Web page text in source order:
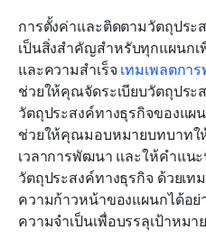
การตั้งค่าและติดตามวัตถุประ
เป็นสิ่งสำคัญสำหรับทุกแผนก
และความสำเร็จ เทมเพลตกา
ช่วยให้คุณจัดระเบียบวัตถุประ
วัตถุประสงค์ทางธุรกิจของแผ
ช่วยให้คุณมอบหมายบทบาทใ
เวลาการพัฒนา และให้คำแน
วัตถุประสงค์ทางธุรกิจ ด้วยเ
ความก้าวหน้าของแผนกได้อย่
ความจำเป็นเพื่อบรรลุเป้าหม